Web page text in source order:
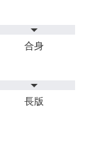
合身
長版